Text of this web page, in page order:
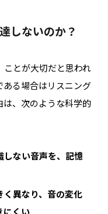
しないのか？
ことが大切だと思われ
ある場合はリスニング
、次のような科学的
しない音声を、記憶
く異なり、音の変化
にくい